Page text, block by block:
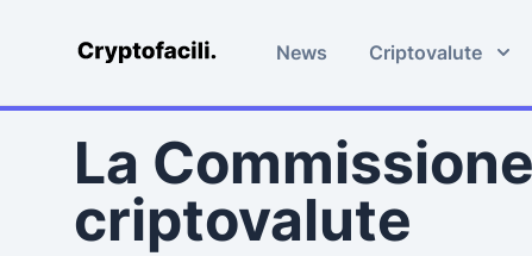
Cryptofacili.com News Criptovalute
La
criptovalute